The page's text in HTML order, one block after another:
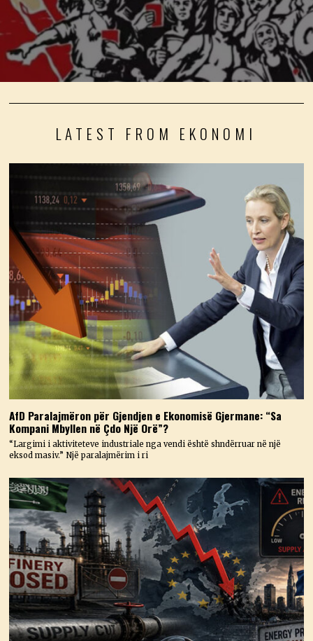
LATEST FROM EKONOMI
AfD Paralajmëron për Gjendjen e Ekonomisë Gjermane: “Sa
Kompani Mbyllen në Çdo Një Orë”?
“Largimi i aktiviteteve industriale nga vendi është shndërruar në një
eksod masiv.” Një paralajmërim i ri